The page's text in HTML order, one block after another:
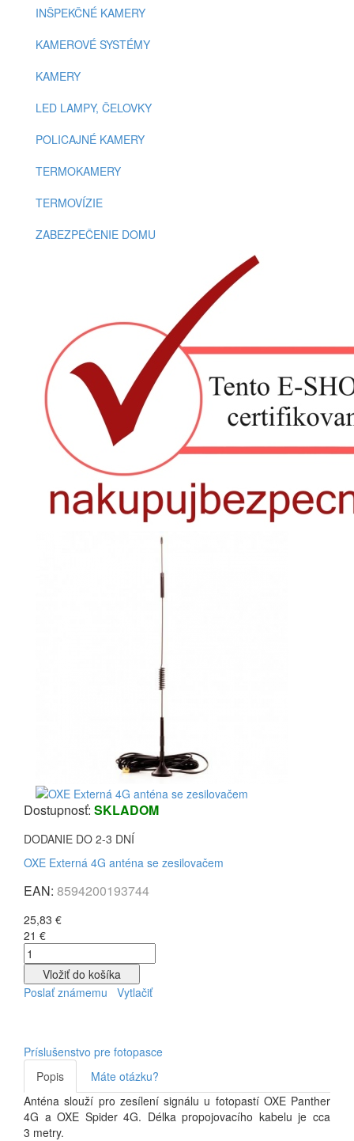
INŠPEKČNÉ KAMERY
KAMEROVÉ SYSTÉMY
KAMERY
LED LAMPY, ČELOVKY
POLICAJNÉ KAMERY
TERMOKAMERY
TERMOVÍZIE
ZABEZPEČENIE DOMU
Dostupnosť: SKLADOM
DODANIE DO 2-3 DNÍ
OXE Externá 4G anténa se zesilovačem
EAN: 8594200193744
25,83 €
21 €
Vložiť do košíka
Poslať známemu
Vytlačiť
Príslušenstvo pre fotopasce
Popis
Máte otázku?
Anténa slouží pro zesílení signálu u fotopastí OXE Panther
4G a OXE Spider 4G. Délka propojovacího kabelu je cca
3 metry.